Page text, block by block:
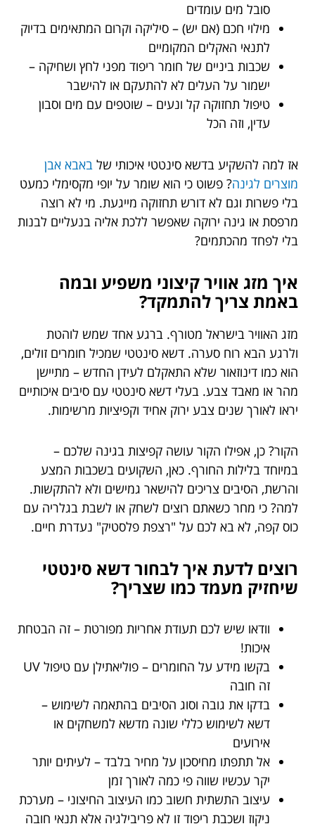
סובל מים עומדים
מילוי חכם (אם יש) – סיליקה וקרום המתאימים בדיוק
לתנאי האקלים המקומיים
שכבות ביניים של חומר ריפוד מפני לחץ ושחיקה –
ישמור על העלים לא להתעקם או להישבר
טיפול תחזוקה קל ונעים – שוטפים עם מים וסבון
עדין, וזה הכל
אז למה להשקיע בדשא סינטטי איכותי של באבא אבן
מוצרים לגינה? פשוט כי הוא שומר על יופי מקסימלי כמעט
בלי פשרות וגם לא דורש תחזוקה מייגעת. מי לא רוצה
מרפסת או גינה ירוקה שאפשר ללכת אליה בנעליים לבנות
בלי לפחד מהכתמים?
איך מזג אוויר קיצוני משפיע ובמה
באמת צריך להתמקד?
מזג האוויר בישראל מטורף. ברגע אחד שמש לוהטת
ולרגע הבא רוח סערה. דשא סינטטי שמכיל חומרים זולים,
הוא כמו דינוזאור שלא התאקלם לעידן החדש – מתיישן
מהר או מאבד צבע. בעלי דשא סינטטי עם סיבים איכותיים
יראו לאורך שנים צבע ירוק אחיד וקפיציות מרשימות.
הקור? כן, אפילו הקור עושה קפיצות בגינה שלכם –
במיוחד בלילות החורף. כאן, השקועים בשכבות המצע
והרשת, הסיבים צריכים להישאר גמישים ולא להתקשות.
למה? כי מחר כשאתם רוצים לשחק או לשבת בגלריה עם
כוס קפה, לא בא לכם על "רצפת פלסטיק" נעדרת חיים.
רוצים לדעת איך לבחור דשא סינטטי
שיחזיק מעמד כמו שצריך?
וודאו שיש לכם תעודת אחריות מפורטת – זה הבטחת
איכות!
בקשו מידע על החומרים – פוליאתילן עם טיפול UV
זה חובה
בדקו את גובה וסוג הסיבים בהתאמה לשימוש –
דשא לשימוש כללי שונה מדשא למשחקים או
אירועים
אל תתפתו מחיסכון על מחיר בלבד – לעיתים יותר
יקר עכשיו שווה פי כמה לאורך זמן
עיצוב התשתית חשוב כמו העיצוב החיצוני – מערכת
ניקוז ושכבת ריפוד זו לא פריבילגיה אלא תנאי חובה